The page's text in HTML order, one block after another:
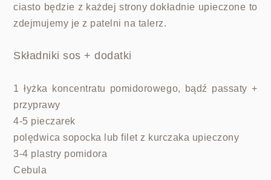
ciasto będzie z każdej strony dokładnie upieczone to
zdejmujemy je z patelni na talerz.
Składniki sos + dodatki
1 łyżka koncentratu pomidorowego, bądź passaty +
przyprawy
4-5 pieczarek
polędwica sopocka lub filet z kurczaka upieczony
3-4 plastry pomidora
Cebula